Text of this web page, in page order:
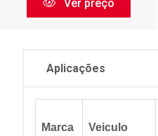
Ver preço
Aplicações
Marca Veiculo